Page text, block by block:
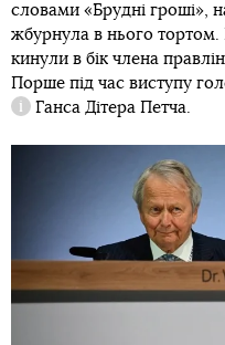
словами «Брудні гроші»,
жбурнула в нього тортом.
кинули в бік члена
Порше під час виступу
Довідка
Ганса Дітера Петча.